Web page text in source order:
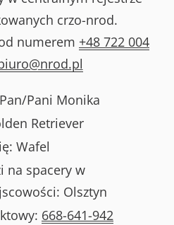
crzo-nrod.
numerem +48 722 004
Pani Monika
Retriever
Wafel
na spacery w
Olsztyn
668-641-942